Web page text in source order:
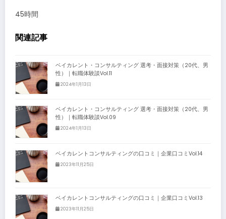
45時間
関連記事
ベイカレント・コンサルティング 選考・面接対策（20代、男
性）｜転職体験談Vol.11
2024年1月13日
ベイカレント・コンサルティング 選考・面接対策（20代、男
性）｜転職体験談Vol.09
2024年1月13日
ベイカレントコンサルティングの口コミ｜企業口コミVol.14
2023年11月25日
ベイカレントコンサルティングの口コミ｜企業口コミVol.13
2023年11月25日